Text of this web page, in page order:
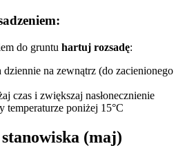
do gruntu hartuj rozsadę:
na zewnątrz (do zacienionego
czas i zwiększaj nasłonecznienie
temperaturze poniżej 15°C
(maj)